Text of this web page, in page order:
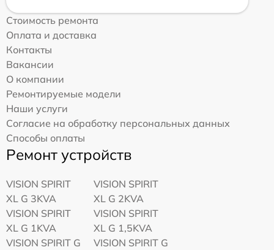
Стоимость ремонта
Оплата и доставка
Контакты
Вакансии
О компании
Ремонтируемые модели
Наши услуги
Согласие на обработку персональных данных
Способы оплаты
Ремонт устройств
VISION SPIRIT
XL G 3KVA
VISION SPIRIT
XL G 2KVA
VISION SPIRIT
XL G 1KVA
VISION SPIRIT
XL G 1,5KVA
VISION SPIRIT G
VISION SPIRIT G